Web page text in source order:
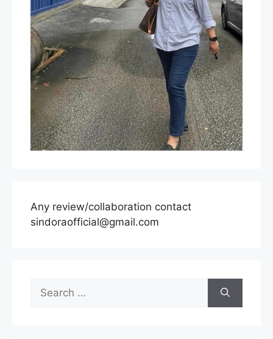
Any review/collaboration contact
sindoraofficial@gmail.com
for: